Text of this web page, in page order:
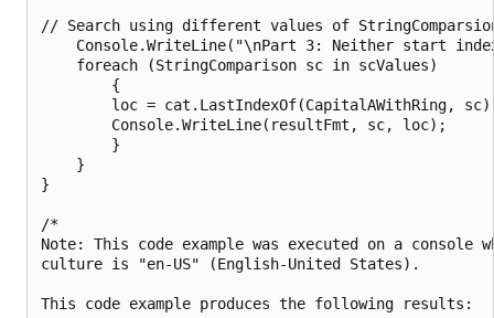
// Search using different values of
Console.WriteLine("\nPart 3: Neither start
    foreach (StringComparison sc in scValues)
        {
loc = cat.LastIndexOf(CapitalAWithRing,
        Console.WriteLine(resultFmt, sc, loc);
        }
    }
}
/*
Note: This code example was executed on a console
culture is "en-US" (English-United States).
This code example produces the following results: